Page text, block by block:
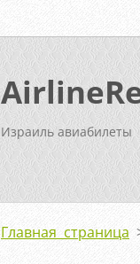
Израиль авиабилеты
Главная страница